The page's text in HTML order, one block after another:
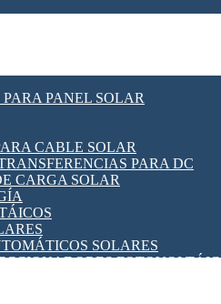
PANEL SOLAR
CABLE SOLAR
PARA DC
CARGA SOLAR
SOLARES